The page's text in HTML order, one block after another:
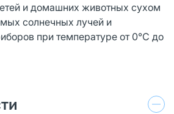
и домашних животных сухом
солнечных лучей и
при температуре от 0°С до